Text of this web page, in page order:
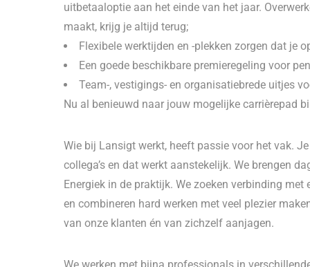
uitbetaaloptie aan het einde van het jaar.
maakt, krijg je altijd terug;
Flexibele werktijden en -plekken zorgen dat je
Een goede beschikbare premieregeling voor
Team-, vestigings- en organisatiebrede uitjes
Nu al benieuwd naar jouw mogelijke carrièrepad
Wie bij Lansigt werkt, heeft passie voor het vak.
collega’s en dat werkt aanstekelijk. We brengen
Energiek in de praktijk. We zoeken verbinding
en combineren hard werken met veel plezier
van onze klanten én van zichzelf aanjagen.